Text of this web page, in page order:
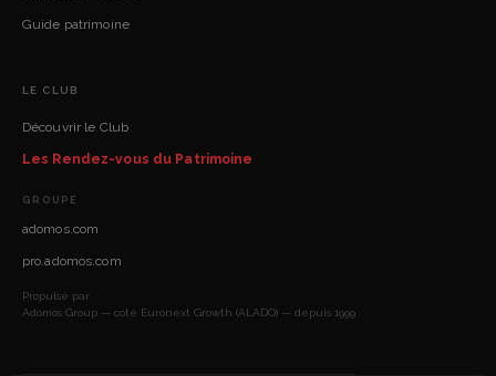
Guide patrimoine
LE CLUB
Découvrir le Club
Les Rendez-vous du Patrimoine
GROUPE
adomos.com
pro.adomos.com
Propulsé par
Adomos Group — coté Euronext Growth (ALADO) — depuis 1999